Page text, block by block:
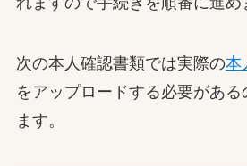
次の本人確認書類では実際の本
をアップロードする必要がある
ます。